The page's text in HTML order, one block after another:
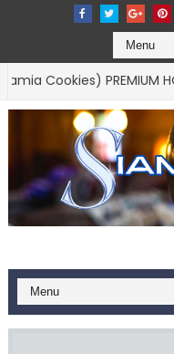
PREMIUM HOMEMADE